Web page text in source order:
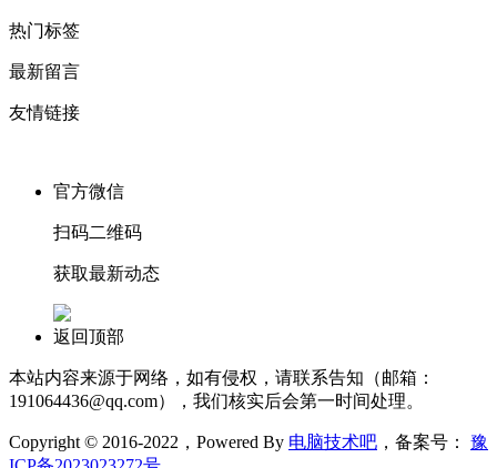
热门标签
最新留言
友情链接
官方微信
扫码二维码
获取最新动态
返回顶部
本站内容来源于网络，如有侵权，请联系告知（邮箱：
191064436@qq.com），我们核实后会第一时间处理。
Copyright © 2016-2022，Powered By 电脑技术吧 ，备案号： 豫